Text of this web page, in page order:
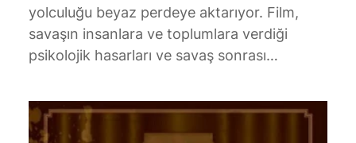
yolculuğu beyaz perdeye aktarıyor. Film,
savaşın insanlara ve toplumlara verdiği
psikolojik hasarları ve savaş sonrası…